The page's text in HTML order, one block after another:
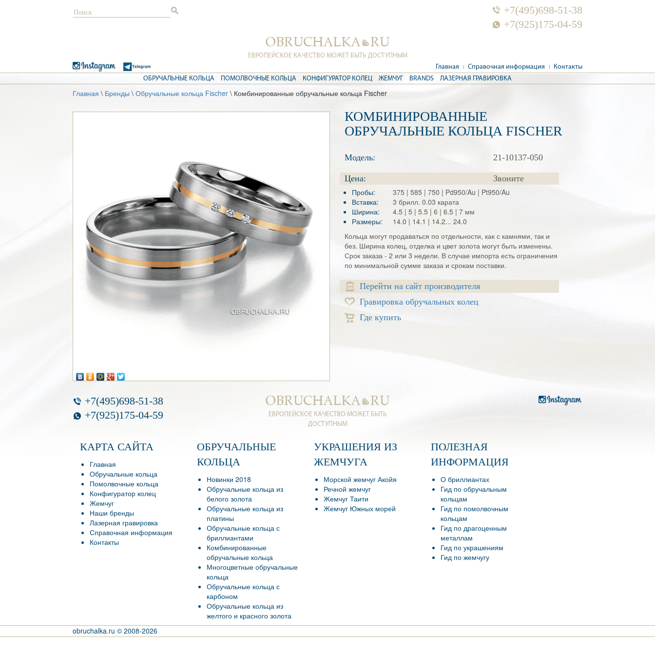
+7(495)698-51-38
+7(925)175-04-59
ЕВРОПЕЙСКОЕ КАЧЕСТВО МОЖЕТ БЫТЬ ДОСТУПНЫМ
Главная
Справочная информация
Контакты
ОБРУЧАЛЬНЫЕ КОЛЬЦА
ПОМОЛВОЧНЫЕ КОЛЬЦА КОНФИГУРАТОР КОЛЕЦ ЖЕМЧУГ BRANDS ЛАЗЕРНАЯ ГРАВИРОВКА
Главная \ Бренды \ Обручальные кольца Fischer \ Комбинированные обручальные кольца Fischer
КОМБИНИРОВАННЫЕ
ОБРУЧАЛЬНЫЕ КОЛЬЦА FISCHER
Модель: 21-10137-050
Цена:
Звоните
Пробы:
375 | 585 | 750 | Pd950/Au | Pt950/Au
Вставка:
3 брилл. 0.03 карата
Ширина:
4.5 | 5 | 5.5 | 6 | 6.5 | 7 мм
Размеры:
14.0 | 14.1 | 14.2... 24.0
Кольца могут продаваться по отдельности, как с камнями, так и
без. Ширина колец, отделка и цвет золота могут быть изменены.
Срок заказа - 2 или 3 недели. В случае импорта есть ограничения
по минимальной сумме заказа и срокам поставки.
Перейти на сайт производителя
Гравировка обручальных колец
Где купить
+7(495)698-51-38
+7(925)175-04-59
ЕВРОПЕЙСКОЕ КАЧЕСТВО МОЖЕТ БЫТЬ
ДОСТУПНЫМ
КАРТА САЙТА
Главная
Обручальные кольца
Помолвочные кольца
Конфигуратор колец
Жемчуг
Наши бренды
Лазерная гравировка
Справочная информация
Контакты
ОБРУЧАЛЬНЫЕ
КОЛЬЦА
Новинки 2018
Обручальные кольца из
белого золота
Обручальные кольца из
платины
Обручальные кольца с
бриллиантами
Комбинированные
обручальные кольца
Многоцветные обручальные
кольца
Обручальные кольца с
карбоном
Обручальные кольца из
желтого и красного золота
УКРАШЕНИЯ ИЗ
ЖЕМЧУГА
Морской жемчуг Акойя
Речной жемчуг
Жемчуг Таити
Жемчуг Южных морей
ПОЛЕЗНАЯ
ИНФОРМАЦИЯ
О бриллиантах
Гид по обручальным
кольцам
Гид по помолвочным
кольцам
Гид по драгоценным
металлам
Гид по украшениям
Гид по жемчугу
obruchalka.ru © 2008-2026